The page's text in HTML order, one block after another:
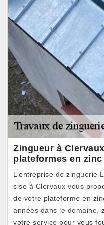
Zingueur à
plateformes en zinc
L’entreprise de zinguerie
sise à Clervaux vous
de votre plateforme en
années dans le domaine,
votre service pour vous